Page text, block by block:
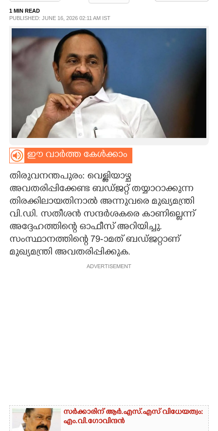
PHOTOS
LIFESTYLE
SPIRITUAL
ART
ASTRO
CARTOONS
LITERATURE
ZOOM
1 MIN READ
PUBLISHED: JUNE 16, 2026 02:11 AM IST
ഈ വാർത്ത കേൾക്കാം
തിരുവനന്തപുരം: വെള്ളിയാഴ്ച
അവതരിപ്പിക്കേണ്ട ബഡ്ജറ്റ് തയ്യാറാക്കുന്ന
തിരക്കിലായതിനാൽ അന്നുവരെ മുഖ്യമന്ത്രി
വി.ഡി. സതീശൻ സന്ദർശകരെ കാണില്ലെന്ന്
അദ്ദേഹത്തിന്റെ ഓഫീസ് അറിയിച്ചു.
സംസ്ഥാനത്തിന്റെ 79-ാമത് ബഡ്ജറ്റാണ്
മുഖ്യമന്ത്രി അവതരിപ്പിക്കുക.
ADVERTISEMENT
സർക്കാരിന് ആർ.എസ്‌.എസ്‌ വിധേയത്വം:
എം.വി.ഗോവിന്ദൻ